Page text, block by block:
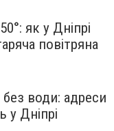
як у Дніпрі
повітряна
без води: адреси
у Дніпрі